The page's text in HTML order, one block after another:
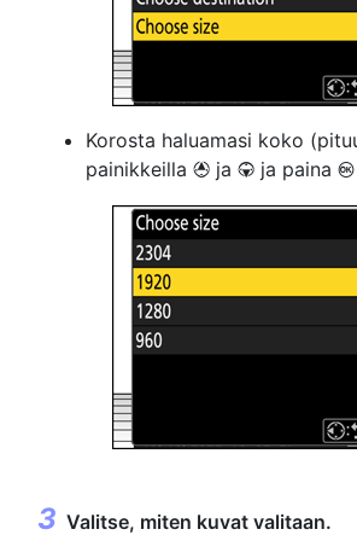
Korosta haluamasi koko
painikkeilla 1 ja 3 ja paina J
Valitse, miten kuvat valitaan.